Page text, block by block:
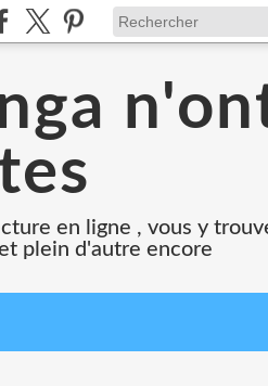
en ligne , vous y
plein d'autre encore